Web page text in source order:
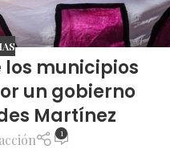
municipios
un gobierno
Martínez
1